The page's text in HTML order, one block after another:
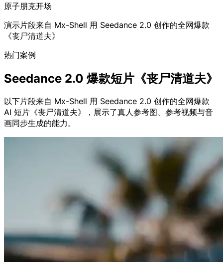
原子朋克开场
演示片段来自 Mx-Shell 用 Seedance 2.0 创作的全网爆款
《丧尸清道夫》
热门案例
Seedance 2.0 爆款短片《丧尸清道夫》
以下片段来自 Mx-Shell 用 Seedance 2.0 创作的全网爆款
AI 短片《丧尸清道夫》，展示了真人参考图、参考视频与音
画同步生成的能力。